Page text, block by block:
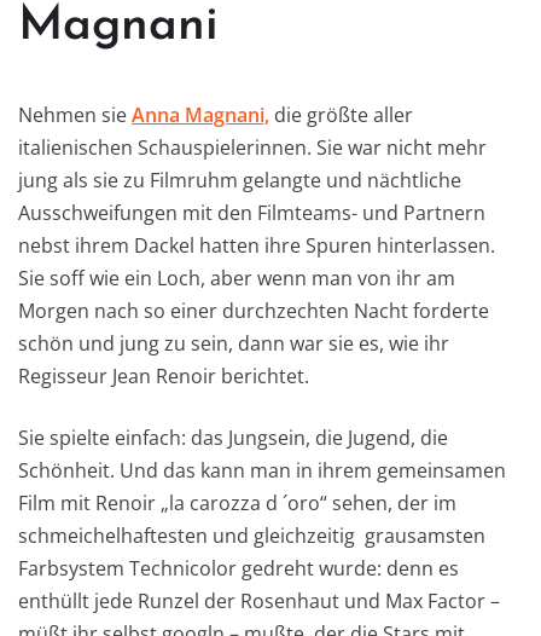
Magnani
Nehmen sieAnna Magnani, die größte aller
italienischen Schauspielerinnen. Sie war nicht mehr
jung als sie zu Filmruhm gelangte und nächtliche
Ausschweifungen mit den Filmteams- und Partnern
nebst ihrem Dackel hatten ihre Spuren hinterlassen.
Sie soff wie ein Loch, aber wenn man von ihr am
Morgen nach so einer durchzechten Nacht forderte
schön und jung zu sein, dann war sie es, wie ihr
Regisseur Jean Renoir berichtet.
Sie spielte einfach: das Jungsein, die Jugend, die
Schönheit. Und das kann man in ihrem gemeinsamen
Film mit Renoir „la carozza d ´oro“ sehen, der im
schmeichelhaftesten und gleichzeitig grausamsten
Farbsystem Technicolor gedreht wurde: denn es
enthüllt jede Runzel der Rosenhaut und Max Factor –